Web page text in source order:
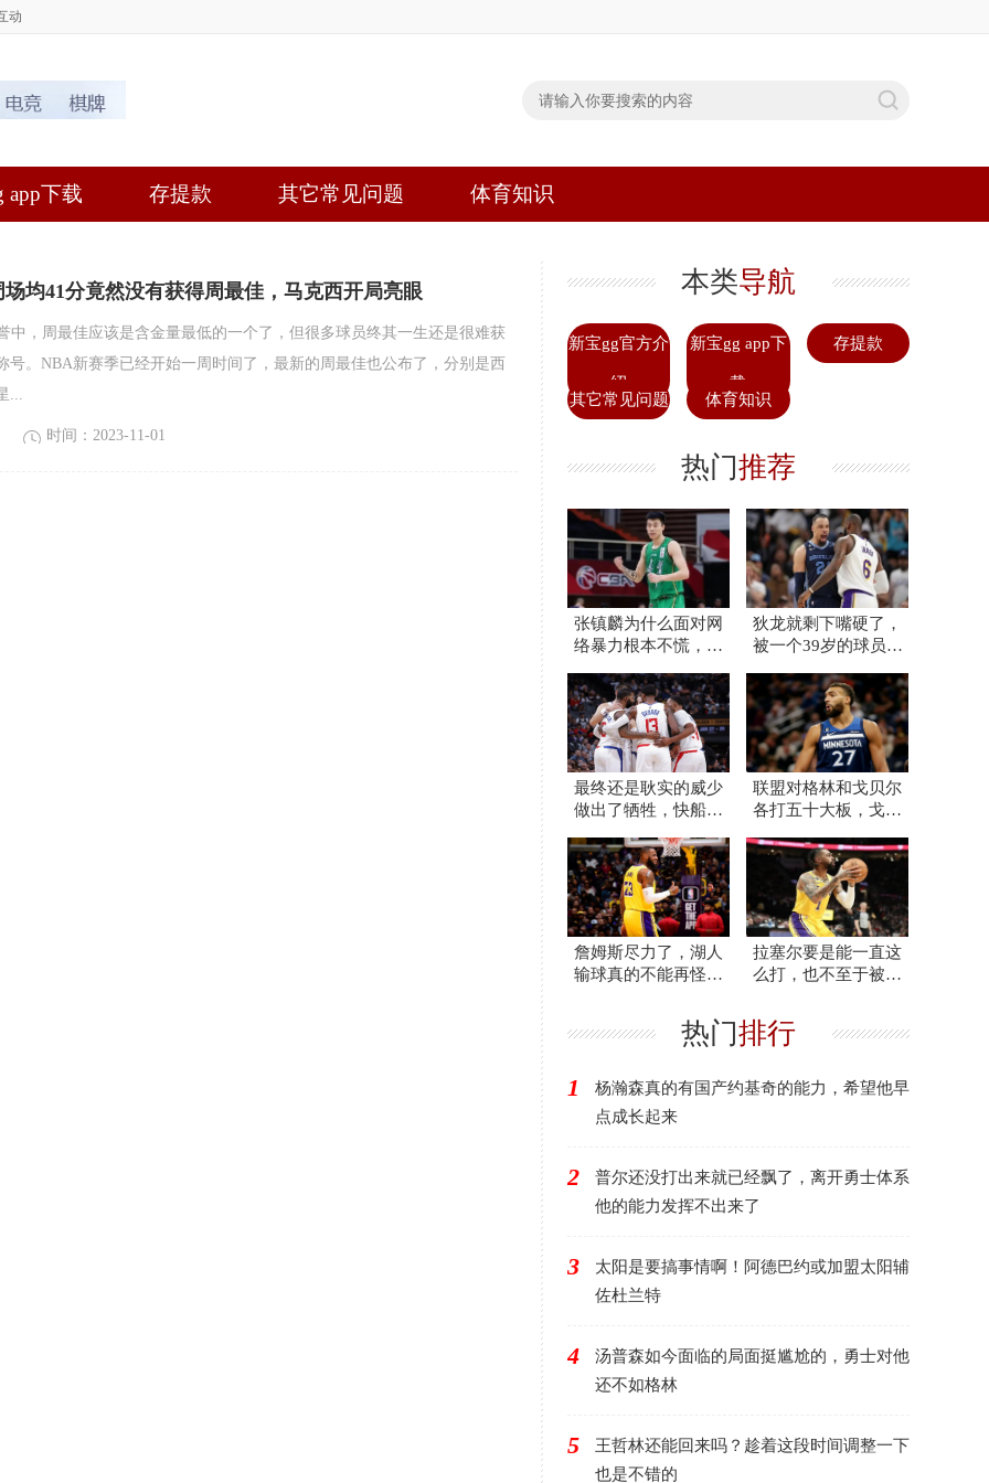
动
app下载 存提款 其它常见问题 体育知识
均41分竟然没有获得周最佳，马克西开局亮眼
中，周最佳应该是含金量最低的一个了，但很多球员终其一生还是很难获
号。NBA新赛季已经开始一周时间了，最新的周最佳也公布了，分别是西
...
时间：2023-11-01
本类导航
新宝gg官方介
绍
新宝gg app下
载
存提款
其它常见问题 体育知识
热门推荐
张镇麟为什么面对网
络暴力根本不慌，他
加强大
狄龙就剩下嘴硬了，
被一个39岁的球员打
最终还是耿实的威少
做出了牺牲，快船早
联盟对格林和戈贝尔
各打五十大板，戈贝
詹姆斯尽力了，湖人
输球真的不能再怪他
拉塞尔要是能一直这
么打，也不至于被放
热门排行
1
杨瀚森真的有国产约基奇的能力，希望他早
点成长起来
2
普尔还没打出来就已经飘了，离开勇士体系
他的能力发挥不出来了
3
太阳是要搞事情啊！阿德巴约或加盟太阳辅
佐杜兰特
4
汤普森如今面临的局面挺尴尬的，勇士对他
还不如格林
5
王哲林还能回来吗？趁着这段时间调整一下
也是不错的